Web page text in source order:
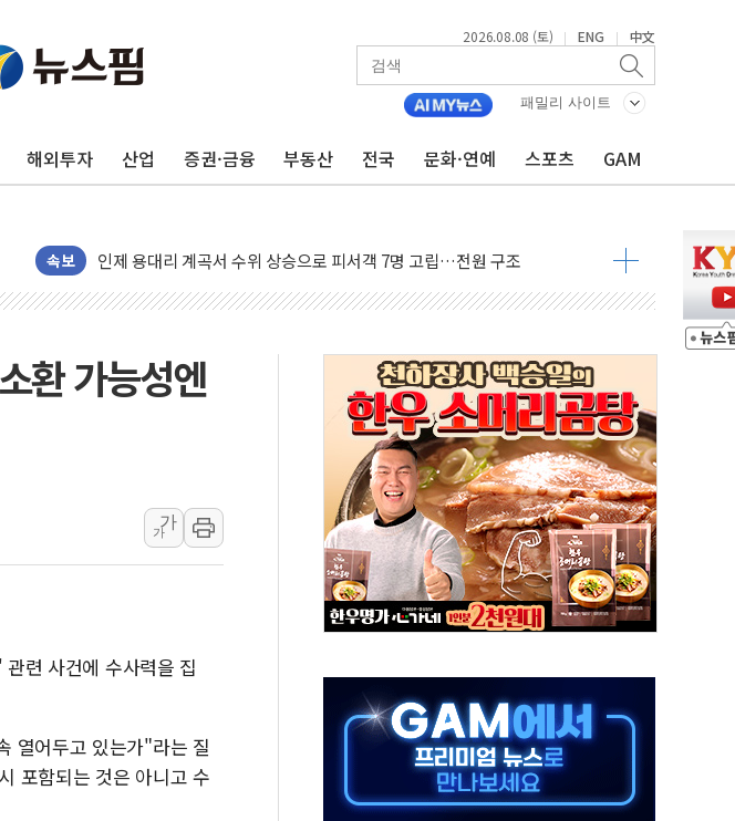
2026.08.08 (토) | ENG | 中文
패밀리 사이트
해외투자 산업 증권·금융 부동산 전국 문화·연예 스포츠 GAM
속보
'화합' 꺼낸 김민석에 '뻔뻔' 받아친 정청래…제주 연설서 신경전 고조
李대통령, ISA 개편 재검토 지시…與 "적극 환영"·野 "졸속 국정"
연일 폭염에 온열질환 사망 23명…정부, 비상대응기구 가동
中 전방위 아파트 부양, 수도 베이징도 부동산 규제 철폐
동해시, 11~14일 '별똥별 멍' 운영…페르세우스 유성우 관측
강원 중·남부 동해안 시간당 50mm 이상 폭우…호우경보 발효
폭염에 車 운전면허 기능시험 오전 집중 편성…체감온도 38도 넘으면 중단
李대통령, 'ISA·주가누르기 방지법' 전면 재검토 지시
'호우 특보' 경북 울진 시간당 20~30mm 강한 비...가뭄 해소될 듯
주말 무더위·열대야 지속…내륙 곳곳 소나기
오세훈 "용산공원 주택 검토, 민주당 스스로 원칙 뒤집는 것"
충북 주말 무더위 지속…청주·진천 35도, 곳곳 소나기
10월 보완수사권 폐지·공소청 출범…피해자들 '범죄 사각지대' 우려
한상협, 업계 개인정보 보안 새판 짠다…'자율규제단체' 타진
민주당, 오늘 제주·인천 경선 발표...김민석 '재역전' vs 정청래 '격차 확대'
뉴욕증시, 고용 쇼크에 금리 인상 우려 후퇴…S&P500 최고치
트럼프, 쿡 연준 이사 해임 재추진…"26일까지 의혹 소명" 요구
환 가능성엔
가
가
련 사건에 수사력을 집
열어두고 있는가"라는 질
포함되는 것은 아니고 수